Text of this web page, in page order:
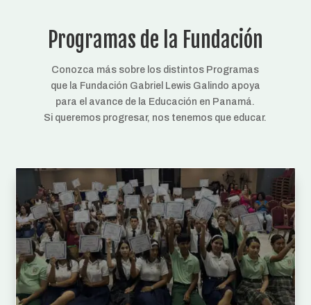
Programas de la Fundación
Conozca más sobre los distintos Programas
que la Fundación Gabriel Lewis Galindo apoya
para el avance de la Educación en Panamá.
Si queremos progresar, nos tenemos que educar.